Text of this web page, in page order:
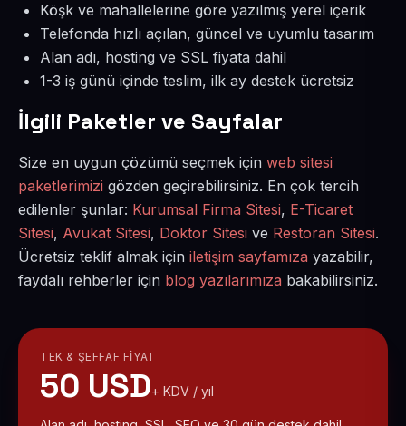
Köşk ve mahallelerine göre yazılmış yerel içerik
Telefonda hızlı açılan, güncel ve uyumlu tasarım
Alan adı, hosting ve SSL fiyata dahil
1-3 iş günü içinde teslim, ilk ay destek ücretsiz
İlgili Paketler ve Sayfalar
Size en uygun çözümü seçmek için web sitesi
paketlerimizi gözden geçirebilirsiniz. En çok tercih
edilenler şunlar: Kurumsal Firma Sitesi, E-Ticaret
Sitesi, Avukat Sitesi, Doktor Sitesi ve Restoran Sitesi.
Ücretsiz teklif almak için iletişim sayfamıza yazabilir,
faydalı rehberler için blog yazılarımıza bakabilirsiniz.
TEK & ŞEFFAF FIYAT
50 USD+ KDV / yıl